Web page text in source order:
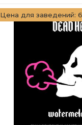
Цена для заведений: